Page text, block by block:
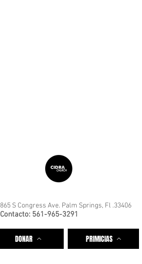
865 S Congress Ave. Palm Springs, Fl .33406
Contacto: 561-965-3291
DONAR PRIMICIAS